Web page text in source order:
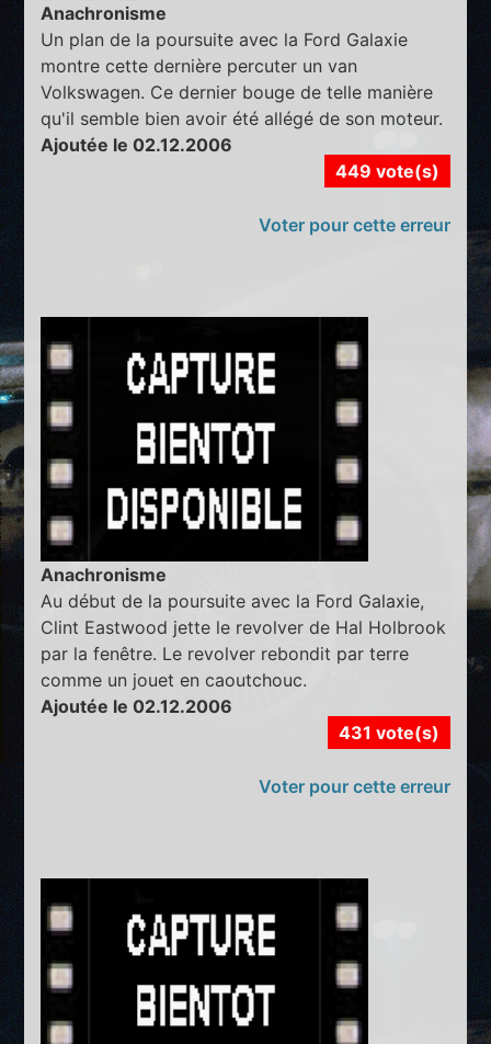
Anachronisme
Un plan de la poursuite avec la Ford Galaxie
montre cette dernière percuter un van
Volkswagen. Ce dernier bouge de telle manière
qu'il semble bien avoir été allégé de son moteur.
Ajoutée le 02.12.2006
449 vote(s)
Voter pour cette erreur
Anachronisme
Au début de la poursuite avec la Ford Galaxie,
Clint Eastwood jette le revolver de Hal Holbrook
par la fenêtre. Le revolver rebondit par terre
comme un jouet en caoutchouc.
Ajoutée le 02.12.2006
431 vote(s)
Voter pour cette erreur